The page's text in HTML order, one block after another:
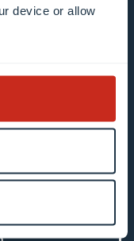
device or allow
meine E-
von
kann,
entsprechenden
zum Thema